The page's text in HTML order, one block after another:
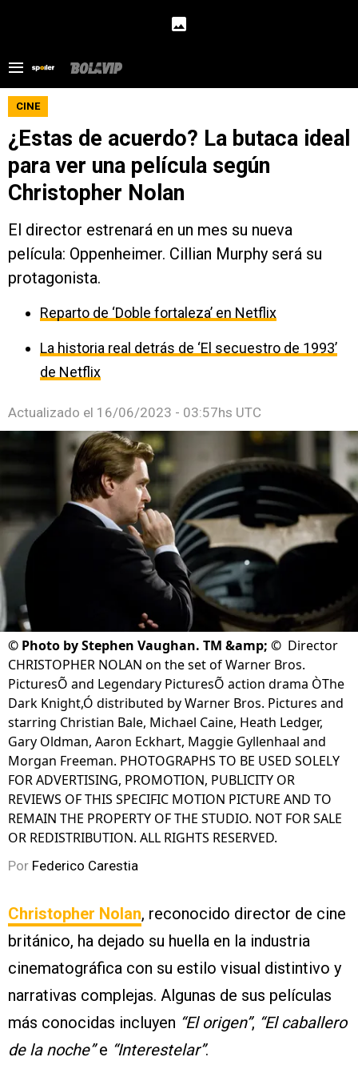
CINE
¿Estas de acuerdo? La butaca ideal
para ver una película según
Christopher Nolan
El director estrenará en un mes su nueva
película: Oppenheimer. Cillian Murphy será su
protagonista.
Reparto de ‘Doble fortaleza’ en Netflix
La historia real detrás de ‘El secuestro de 1993’
de Netflix
Actualizado el 16/06/2023 - 03:57hs UTC
© Photo by Stephen Vaughan. TM &amp; © Director
CHRISTOPHER NOLAN on the set of Warner Bros.
PicturesÕ and Legendary PicturesÕ action drama ÒThe
Dark Knight,Ó distributed by Warner Bros. Pictures and
starring Christian Bale, Michael Caine, Heath Ledger,
Gary Oldman, Aaron Eckhart, Maggie Gyllenhaal and
Morgan Freeman. PHOTOGRAPHS TO BE USED SOLELY
FOR ADVERTISING, PROMOTION, PUBLICITY OR
REVIEWS OF THIS SPECIFIC MOTION PICTURE AND TO
REMAIN THE PROPERTY OF THE STUDIO. NOT FOR SALE
OR REDISTRIBUTION. ALL RIGHTS RESERVED.
Por Federico Carestia
Christopher Nolan, reconocido director de cine
británico, ha dejado su huella en la industria
cinematográfica con su estilo visual distintivo y
narrativas complejas. Algunas de sus películas
más conocidas incluyen “El origen”, “El caballero
de la noche”e “Interestelar”.